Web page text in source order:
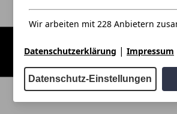
Wir arbeiten mit 228 Anbietern
Datenschutzerklärung | Impressum
Datenschutz-Einstellungen